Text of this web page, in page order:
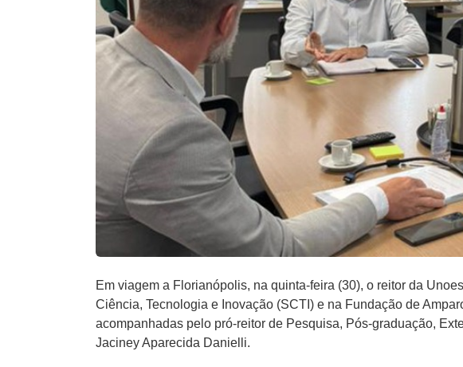
Em viagem a Florianópolis, na quinta-feira (30), o reitor da
Ciência, Tecnologia e Inovação (SCTI) e na Fundação de
acompanhadas pelo pró-reitor de Pesquisa, Pós-graduação,
Jaciney Aparecida Danielli.